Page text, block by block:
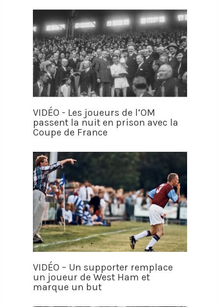
VIDÉO - Les joueurs de l’OM
passent la nuit en prison avec la
Coupe de France
VIDÉO – Un supporter remplace
un joueur de West Ham et
marque un but